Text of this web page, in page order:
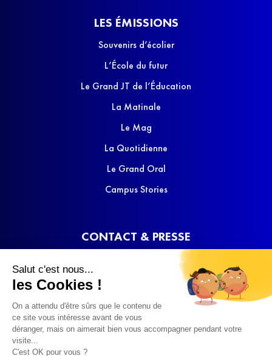
Salut c'est nous...
les Cookies !
On a attendu d'être sûrs que le contenu de
ce site vous intéresse avant de vous
déranger, mais on aimerait bien vous accompagner pendant votre
visite...
C'est OK pour vous ?
LES ÉMISSIONS
Souvenirs d’écolier
L’École du futur
Le Grand JT de l’Éducation
La Matinale
Le Mag
La Quotidienne
Le Grand Oral
Campus Stories
CONTACT & PRESSE